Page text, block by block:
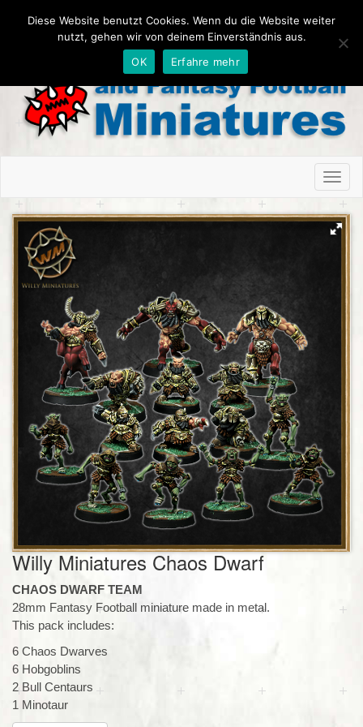
Willy Miniatures Chaos Dwarf
CHAOS DWARF TEAM
28mm Fantasy Football miniature made in metal.
This pack includes:
6 Chaos Dwarves
6 Hobgoblins
2 Bull Centaurs
1 Minotaur
Diese Website benutzt Cookies. Wenn du die Website weiter
nutzt, gehen wir von deinem Einverständnis aus.
OK
Erfahre mehr